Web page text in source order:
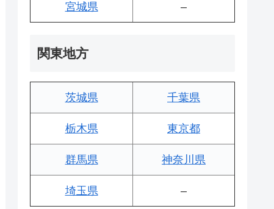
宮城県 –
関東地方
茨城県 千葉県
栃木県 東京都
群馬県 神奈川県
埼玉県 –